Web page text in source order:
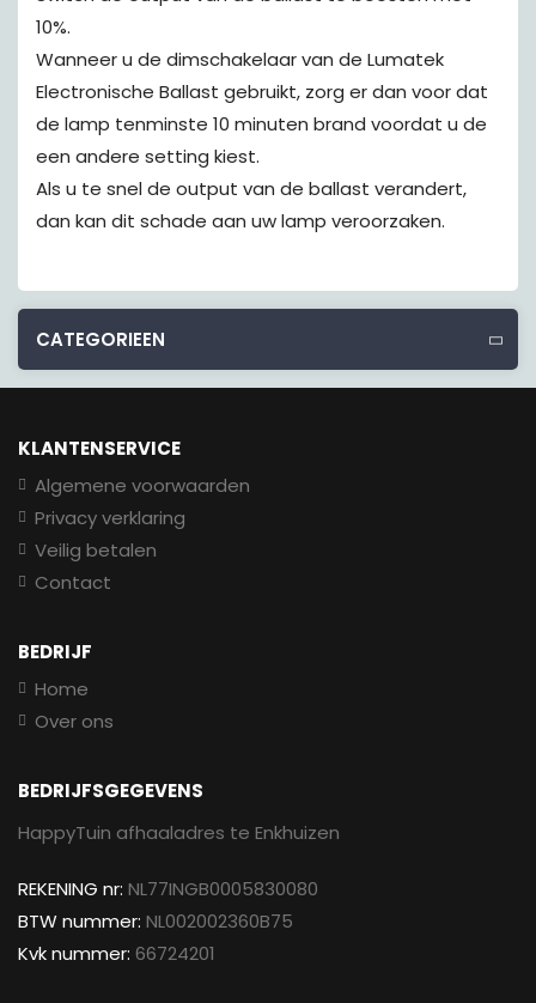
10%.
Wanneer u de dimschakelaar van de Lumatek
Electronische Ballast gebruikt, zorg er dan voor dat
de lamp tenminste 10 minuten brand voordat u de
een andere setting kiest.
Als u te snel de output van de ballast verandert,
dan kan dit schade aan uw lamp veroorzaken.
CATEGORIEEN
KLANTENSERVICE
Algemene voorwaarden
Privacy verklaring
Veilig betalen
Contact
BEDRIJF
Home
Over ons
BEDRIJFSGEGEVENS
HappyTuin afhaaladres te Enkhuizen
REKENING nr: NL77INGB0005830080
BTW nummer: NL002002360B75
Kvk nummer: 66724201